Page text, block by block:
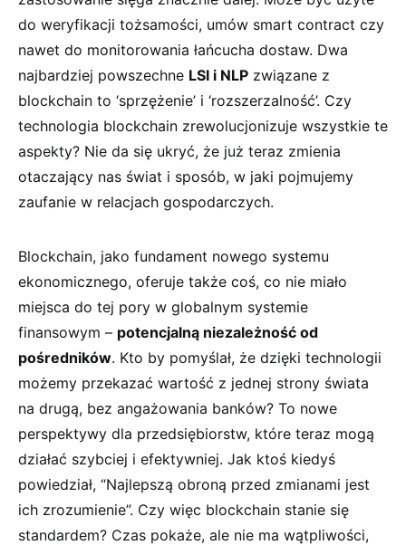
do weryfikacji tożsamości, umów smart contract czy
nawet do monitorowania łańcucha dostaw. Dwa
najbardziej powszechne LSI​ i NLP związane z
blockchain to⁣ ‘sprzężenie’ i ‘rozszerzalność’. Czy
technologia blockchain ‍zrewolucjonizuje wszystkie te
aspekty? Nie da się ukryć, że już teraz⁢ zmienia
otaczający nas świat i sposób, w⁢ jaki pojmujemy
zaufanie w ​relacjach gospodarczych.
Blockchain, jako fundament nowego systemu
ekonomicznego, oferuje także coś, co nie miało
miejsca do tej pory w globalnym systemie
finansowym – potencjalną niezależność od
pośredników. Kto by pomyślał, że ⁤dzięki technologii
możemy przekazać wartość z jednej strony świata
⁤na drugą, bez angażowania banków? To nowe
perspektywy dla przedsiębiorstw, które⁤ teraz mogą
działać szybciej ⁣i efektywniej. Jak ktoś kiedyś
powiedział, “Najlepszą ‌obroną przed‍ zmianami ⁤jest
ich zrozumienie”. Czy więc blockchain stanie się
standardem? Czas pokaże, ale ⁣nie⁣ ma⁢ wątpliwości,